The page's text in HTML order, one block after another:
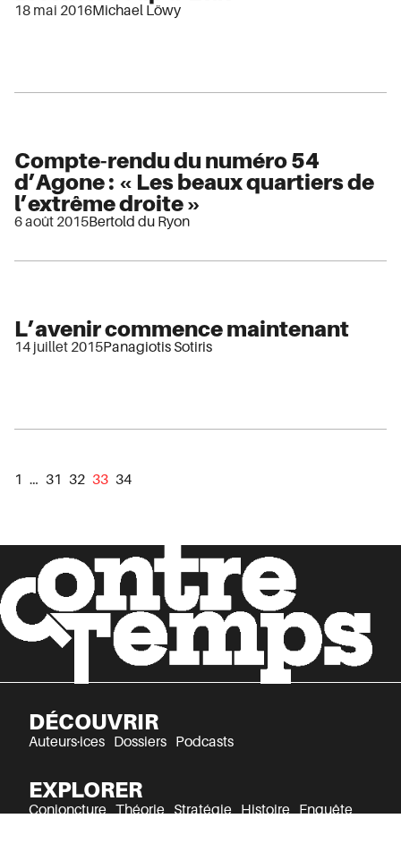
18 mai 2016Michael Löwy
Compte-rendu du numéro 54
d’Agone : « Les beaux quartiers de
l’extrême droite »
6 août 2015Bertold du Ryon
L’avenir commence maintenant
14 juillet 2015Panagiotis Sotiris
1 … 31 32 33 34
DÉCOUVRIR
Auteurs·ices Dossiers Podcasts
EXPLORER
Conjoncture Théorie Stratégie Histoire Enquête